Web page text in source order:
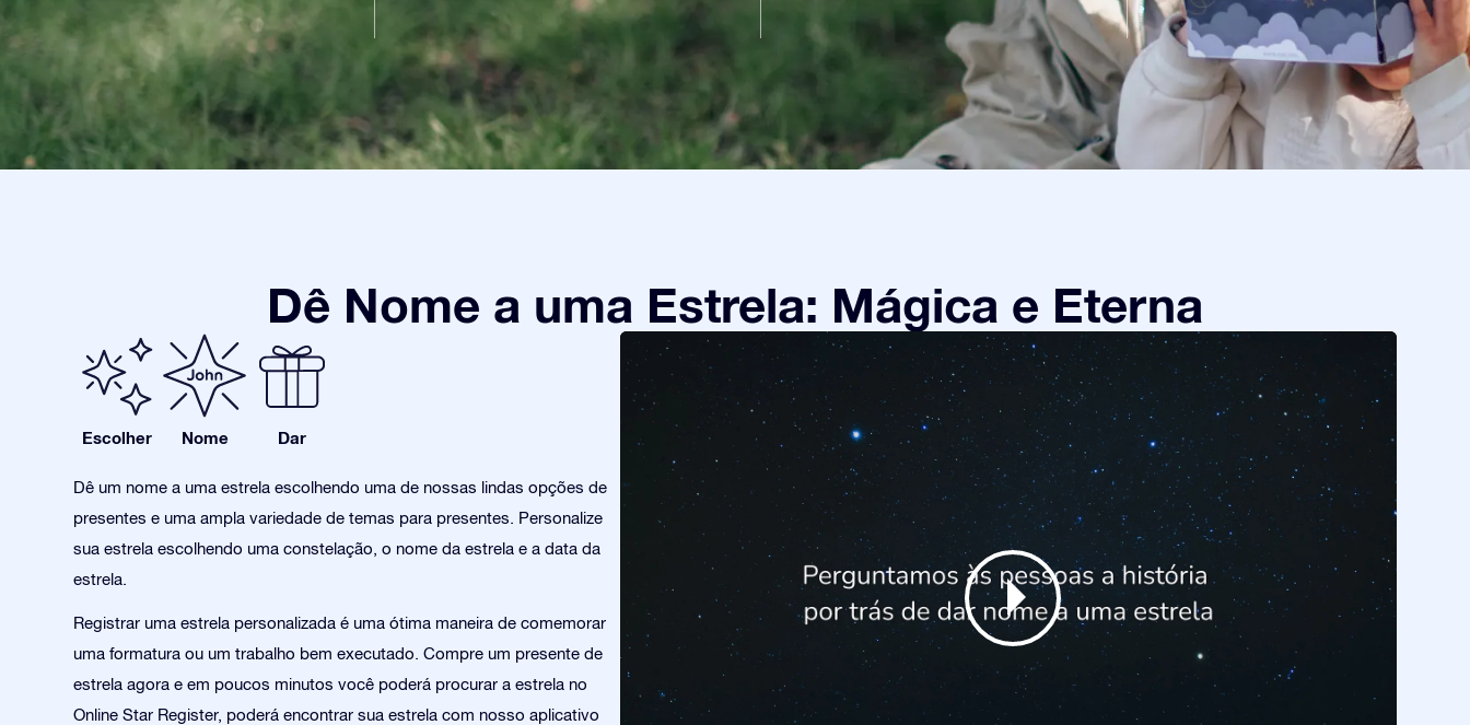
Dê Nome a uma Estrela: Mágica e Eterna
Escolher Nome Dar
Dê um nome a uma estrela escolhendo uma de nossas lindas opções de
presentes e uma ampla variedade de temas para presentes. Personalize
sua estrela escolhendo uma constelação, o nome da estrela e a data da
estrela.
Registrar uma estrela personalizada é uma ótima maneira de comemorar
uma formatura ou um trabalho bem executado. Compre um presente de
estrela agora e em poucos minutos você poderá procurar a estrela no
Online Star Register, poderá encontrar sua estrela com nosso aplicativo